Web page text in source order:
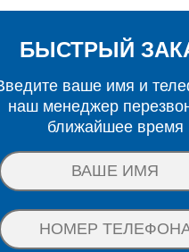
БЫСТРЫЙ
ваше имя и
наш менеджер
ближайшее время